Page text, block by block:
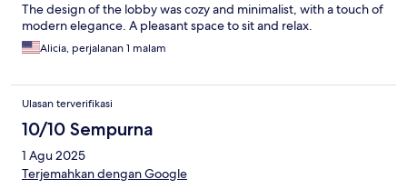
The design of the lobby was cozy and minimalist, with a touch of
modern elegance. A pleasant space to sit and relax.
Alicia, perjalanan 1 malam
Ulasan terverifikasi
10/10 Sempurna
1 Agu 2025
Terjemahkan dengan Google